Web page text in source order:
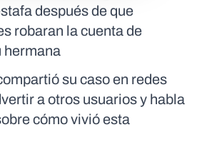
después de que
robaran la cuenta de
hermana
su caso en redes
a otros usuarios y habla
cómo vivió esta